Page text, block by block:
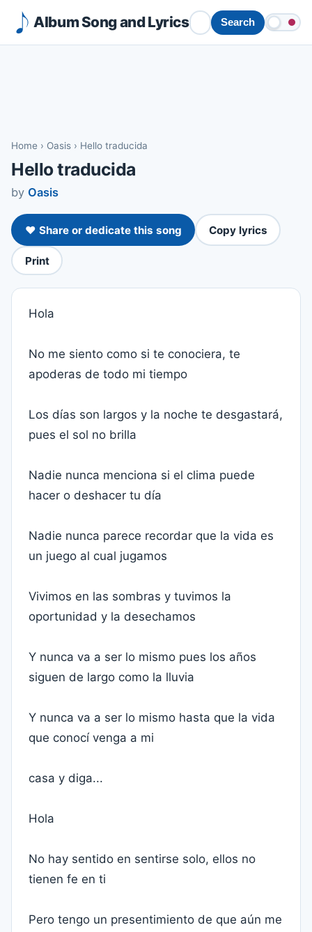
Album Song and Lyrics Search
Home › Oasis › Hello traducida
Hello traducida
by Oasis
❤️ Share or dedicate this song Copy lyrics
Print
Hola
No me siento como si te conociera, te
apoderas de todo mi tiempo
Los días son largos y la noche te desgastará,
pues el sol no brilla
Nadie nunca menciona si el clima puede
hacer o deshacer tu día
Nadie nunca parece recordar que la vida es
un juego al cual jugamos
Vivimos en las sombras y tuvimos la
oportunidad y la desechamos
Y nunca va a ser lo mismo pues los años
siguen de largo como la lluvia
Y nunca va a ser lo mismo hasta que la vida
que conocí venga a mi
casa y diga...
Hola
No hay sentido en sentirse solo, ellos no
tienen fe en ti
Pero tengo un presentimiento de que aún me